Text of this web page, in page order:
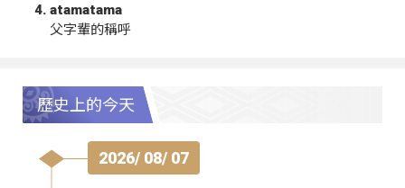
atamatama
父字輩的稱呼
歷史上的今天
2026/ 08/ 07